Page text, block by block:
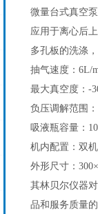
微量台式真空
应用于离心后
多孔板的洗涤
抽气速度：6L/
最大真空度：-
负压调解范围
吸液瓶容量：
机内配置：双
外形尺寸：
其林贝尔仪器
品和服务质量